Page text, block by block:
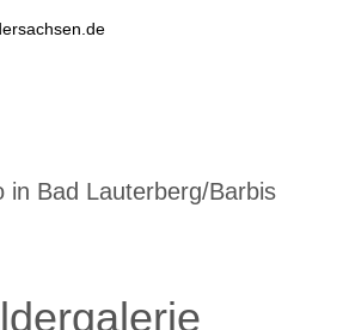
in Bad Lauterberg/Barbis